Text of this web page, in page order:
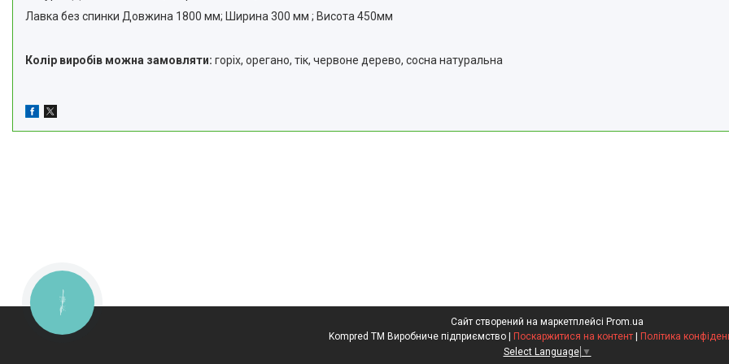
Лавка без спинки Довжина 1800 мм; Ширина 300 мм ; Висота 450мм
Колір виробів можна замовляти: горіх, орегано, тік, червоне дерево, сосна натуральна
Сайт створений на маркетплейсі Prom.ua
Kompred TM Виробниче підприємство | Поскаржитися на контент | Політика
Select Language ▼
КНОПКА
ЗВ'ЯЗКУ